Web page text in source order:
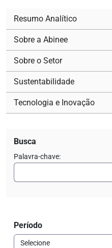
Resumo Analítico
Sobre a Abinee
Sobre o Setor
Sustentabilidade
Tecnologia e Inovação
Busca
Palavra-chave:
Período